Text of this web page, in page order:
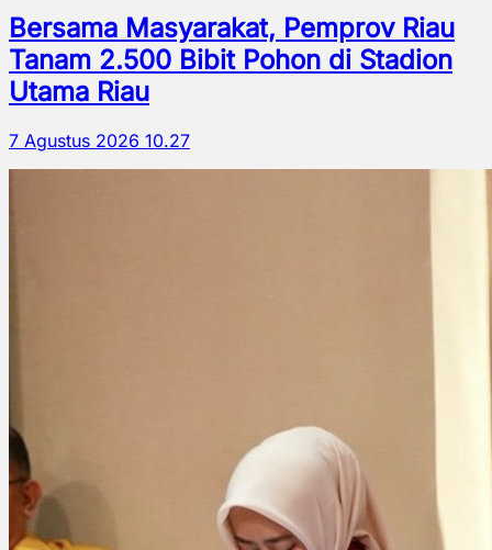
Bersama Masyarakat, Pemprov Riau
Tanam 2.500 Bibit Pohon di Stadion
Utama Riau
7 Agustus 2026 10.27